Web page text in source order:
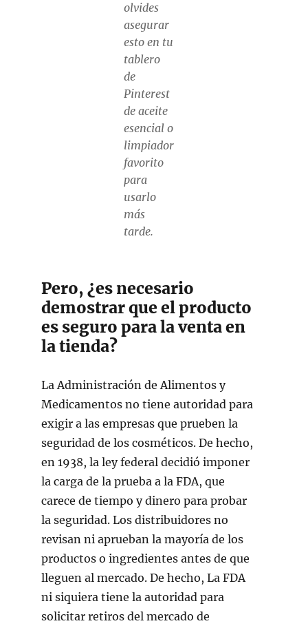
olvides
asegurar
esto en tu
tablero
de
Pinterest
de aceite
esencial o
limpiador
favorito
para
usarlo
más
tarde.
Pero, ¿es necesario
demostrar que el producto
es seguro para la venta en
la tienda?
La Administración de Alimentos y
Medicamentos no tiene autoridad para
exigir a las empresas que prueben la
seguridad de los cosméticos. De hecho,
en 1938, la ley federal decidió imponer
la carga de la prueba a la FDA, que
carece de tiempo y dinero para probar
la seguridad. Los distribuidores no
revisan ni aprueban la mayoría de los
productos o ingredientes antes de que
lleguen al mercado. De hecho, La FDA
ni siquiera tiene la autoridad para
solicitar retiros del mercado de